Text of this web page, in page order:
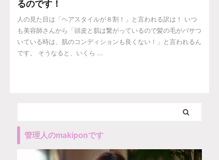
るのです！
人の見た目は「ヘアスタイルが８割！」と言われる訳は！ いつ
も美容師さんから「頭皮と肌は繋がっているので髪の毛がパサつ
いている時は、肌のコンディションも良くない！」と言われるん
です。 そうなると、いくら ...
管理人のmakiponです